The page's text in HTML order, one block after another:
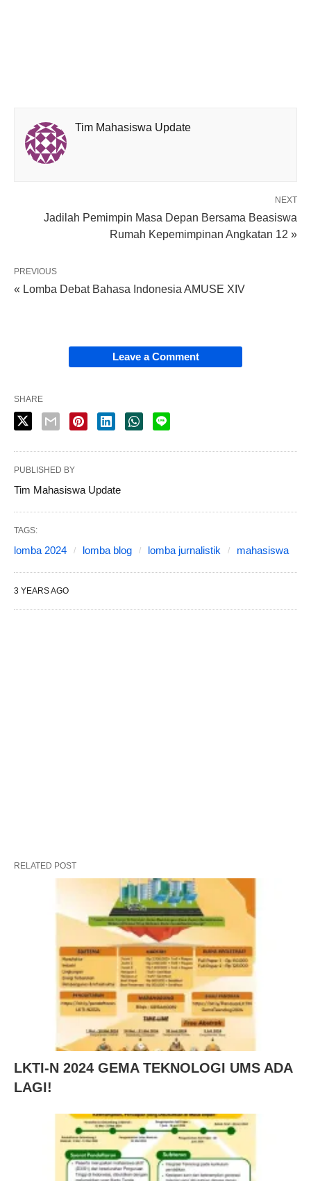
Tim Mahasiswa Update
NEXT
Jadilah Pemimpin Masa Depan Bersama Beasiswa
Rumah Kepemimpinan Angkatan 12 »
PREVIOUS
« Lomba Debat Bahasa Indonesia AMUSE XIV
Leave a Comment
SHARE
PUBLISHED BY
Tim Mahasiswa Update
TAGS:
lomba 2024 lomba blog lomba jurnalistik mahasiswa
3 YEARS AGO
RELATED POST
LKTI-N 2024 GEMA TEKNOLOGI UMS ADA
LAGI!